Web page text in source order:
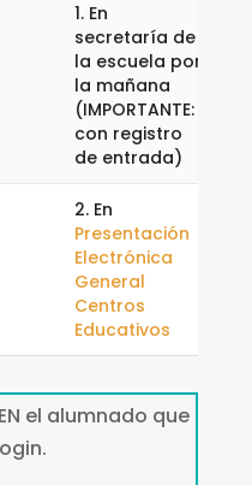
1. En
secretaría de
la escuela por
la mañana
(IMPORTANTE:
con registro
de entrada)
2. En
Presentación
Electrónica
General
Centros
Educativos
el alumnado que